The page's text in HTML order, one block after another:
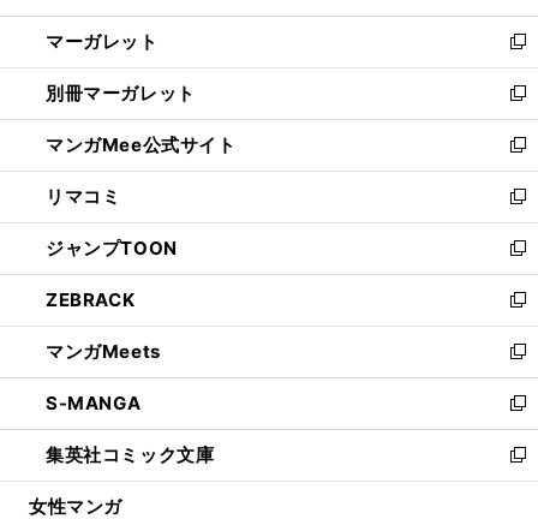
開
く
ウ
で
開
く
ン
ド
ウ
で
開
く
し
い
ウ
ィ
ン
ド
ウ
で
開
く
マーガレット
新
し
い
ウ
ィ
ン
ド
ウ
で
開
く
別冊マーガレット
新
し
い
ウ
ィ
ン
ド
ウ
で
開
く
マンガMee公式サイト
新
し
い
ウ
ィ
ン
ド
ウ
で
開
く
リマコミ
新
し
い
ウ
ィ
ン
ド
ウ
で
開
く
ジャンプTOON
新
し
い
ウ
ィ
ン
ド
ウ
で
開
ZEBRACK
新
し
い
ウ
ィ
ン
ド
ウ
マンガMeets
新
し
い
ウ
ィ
ン
S-MANGA
新
し
い
ウ
集英社コミック文庫
新
し
女性マンガ